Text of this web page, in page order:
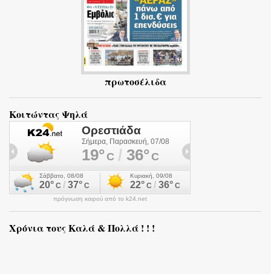
πρωτοσέλιδα
Κοιτώντας Ψηλά
πρόγνωση καιρού από το k24.net
Χρόνια τους Καλά & Πολλά ! ! !